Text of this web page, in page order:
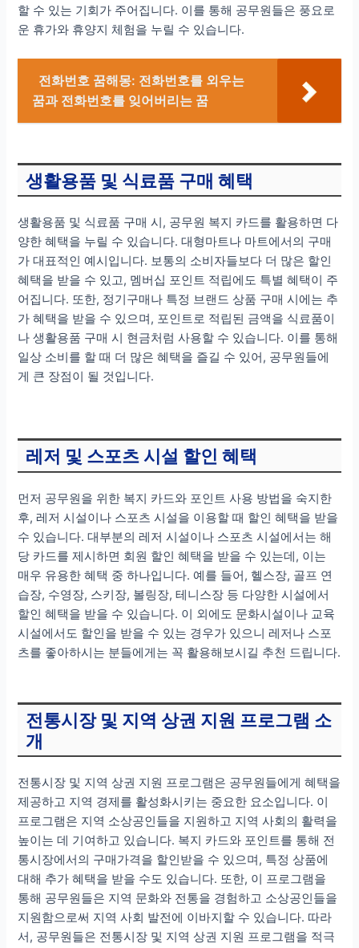
할 수 있는 기회가 주어집니다. 이를 통해 공무원들은 풍요로
운 휴가와 휴양지 체험을 누릴 수 있습니다.
전화번호 꿈해몽: 전화번호를 외우는
꿈과 전화번호를 잊어버리는 꿈
생활용품 및 식료품 구매 혜택
생활용품 및 식료품 구매 시, 공무원 복지 카드를 활용하면 다
양한 혜택을 누릴 수 있습니다. 대형마트나 마트에서의 구매
가 대표적인 예시입니다. 보통의 소비자들보다 더 많은 할인
혜택을 받을 수 있고, 멤버십 포인트 적립에도 특별 혜택이 주
어집니다. 또한, 정기구매나 특정 브랜드 상품 구매 시에는 추
가 혜택을 받을 수 있으며, 포인트로 적립된 금액을 식료품이
나 생활용품 구매 시 현금처럼 사용할 수 있습니다. 이를 통해
일상 소비를 할 때 더 많은 혜택을 즐길 수 있어, 공무원들에
게 큰 장점이 될 것입니다.
레저 및 스포츠 시설 할인 혜택
먼저 공무원을 위한 복지 카드와 포인트 사용 방법을 숙지한
후, 레저 시설이나 스포츠 시설을 이용할 때 할인 혜택을 받을
수 있습니다. 대부분의 레저 시설이나 스포츠 시설에서는 해
당 카드를 제시하면 회원 할인 혜택을 받을 수 있는데, 이는
매우 유용한 혜택 중 하나입니다. 예를 들어, 헬스장, 골프 연
습장, 수영장, 스키장, 볼링장, 테니스장 등 다양한 시설에서
할인 혜택을 받을 수 있습니다. 이 외에도 문화시설이나 교육
시설에서도 할인을 받을 수 있는 경우가 있으니 레저나 스포
츠를 좋아하시는 분들에게는 꼭 활용해보시길 추천 드립니다.
전통시장 및 지역 상권 지원 프로그램 소
개
전통시장 및 지역 상권 지원 프로그램은 공무원들에게 혜택을
제공하고 지역 경제를 활성화시키는 중요한 요소입니다. 이
프로그램은 지역 소상공인들을 지원하고 지역 사회의 활력을
높이는 데 기여하고 있습니다. 복지 카드와 포인트를 통해 전
통시장에서의 구매가격을 할인받을 수 있으며, 특정 상품에
대해 추가 혜택을 받을 수도 있습니다. 또한, 이 프로그램을
통해 공무원들은 지역 문화와 전통을 경험하고 소상공인들을
지원함으로써 지역 사회 발전에 이바지할 수 있습니다. 따라
서, 공무원들은 전통시장 및 지역 상권 지원 프로그램을 적극